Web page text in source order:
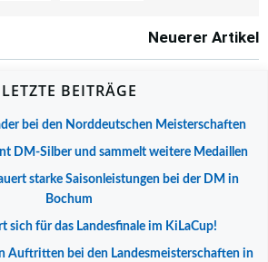
navigation
Neuerer Artikel
LETZTE BEITRÄGE
bei den Norddeutschen Meisterschaften
DM-Silber und sammelt weitere Medaillen
starke Saisonleistungen bei der DM in
Bochum
sich für das Landesfinale im KiLaCup!
Auftritten bei den Landesmeisterschaften in